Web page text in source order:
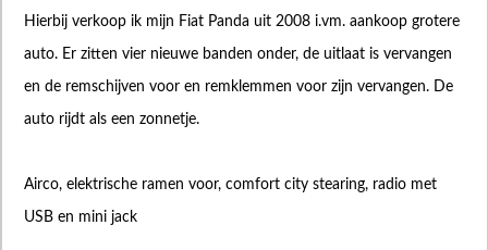
Hierbij verkoop ik mijn Fiat Panda uit 2008 i.vm. aankoop grotere
auto. Er zitten vier nieuwe banden onder, de uitlaat is vervangen
en de remschijven voor en remklemmen voor zijn vervangen. De
auto rijdt als een zonnetje.
Airco, elektrische ramen voor, comfort city stearing, radio met
USB en mini jack